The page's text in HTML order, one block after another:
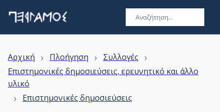
Αρχική › Πλοήγηση › Συλλογές ›
Επιστημονικές δημοσιεύσεις, ερευνητικό και άλλο
υλικό
› Επιστημονικές δημοσιεύσεις